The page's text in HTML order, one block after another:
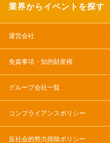
業界からイベントを探す
運営会社
免責事項・知的財産権
グループ会社一覧
コンプライアンスポリシー
反社会的勢力排除ポリシー